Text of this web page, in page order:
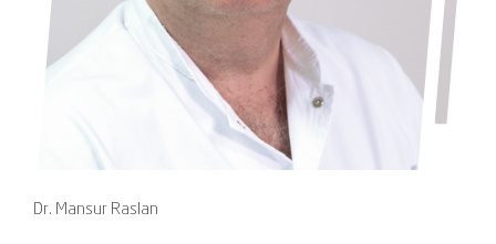
Dr. Mansur Raslan